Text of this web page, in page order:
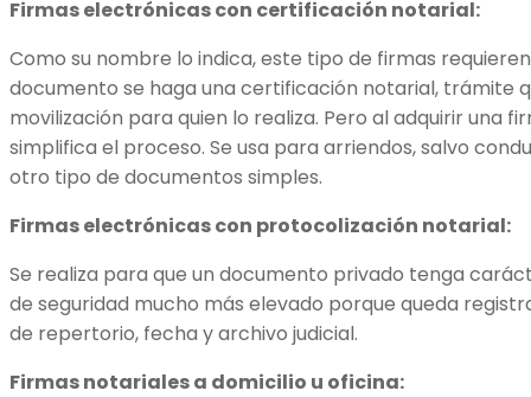
Firmas electrónicas con certificación notarial:
Como su nombre lo indica, este tipo de firmas
documento se haga una certificación notarial, trámite
movilización para quien lo realiza. Pero al adquirir una
simplifica el proceso. Se usa para arriendos, salvo
otro tipo de documentos simples.
Firmas electrónicas con protocolización notarial:
Se realiza para que un documento privado tenga
de seguridad mucho más elevado porque queda
de repertorio, fecha y archivo judicial.
Firmas notariales a domicilio u oficina: